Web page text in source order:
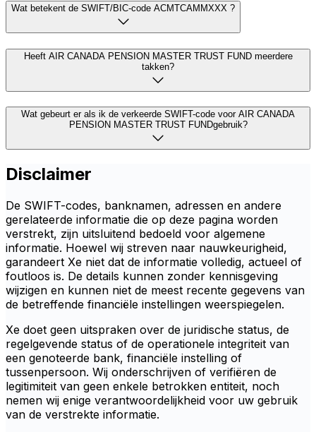
Wat betekent de SWIFT/BIC-code ACMTCAMMXXX ?
Heeft AIR CANADA PENSION MASTER TRUST FUND meerdere
takken?
Wat gebeurt er als ik de verkeerde SWIFT-code voor AIR CANADA
PENSION MASTER TRUST FUNDgebruik?
Disclaimer
De SWIFT-codes, banknamen, adressen en andere
gerelateerde informatie die op deze pagina worden
verstrekt, zijn uitsluitend bedoeld voor algemene
informatie. Hoewel wij streven naar nauwkeurigheid,
garandeert Xe niet dat de informatie volledig, actueel of
foutloos is. De details kunnen zonder kennisgeving
wijzigen en kunnen niet de meest recente gegevens van
de betreffende financiële instellingen weerspiegelen.
Xe doet geen uitspraken over de juridische status, de
regelgevende status of de operationele integriteit van
een genoteerde bank, financiële instelling of
tussenpersoon. Wij onderschrijven of verifiëren de
legitimiteit van geen enkele betrokken entiteit, noch
nemen wij enige verantwoordelijkheid voor uw gebruik
van de verstrekte informatie.